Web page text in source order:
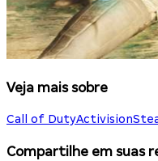
Veja mais sobre
Call of DutyActivision
Compartilhe em suas